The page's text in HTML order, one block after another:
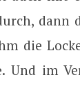
dann
die
Und im